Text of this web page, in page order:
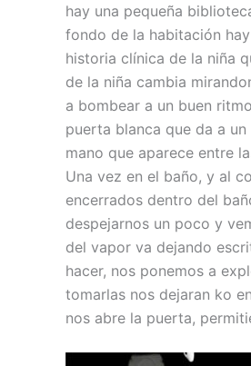
hay una pequeña
fondo de la habitación
historia clínica de la niña
de la niña cambia
a bombear a un buen
puerta blanca que da a
mano que aparece entre
Una vez en el baño, y al
encerrados dentro del
despejarnos un poco y
del vapor va dejando
hacer, nos ponemos a
tomarlas nos dejaran ko
nos abre la puerta,